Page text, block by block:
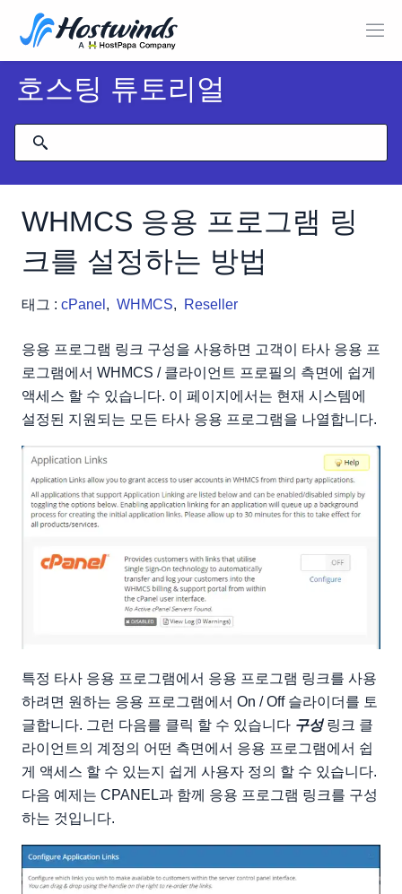
호스팅 튜토리얼
WHMCS 응용 프로그램 링
크를 설정하는 방법
태그 : cPanel , WHMCS, Reseller
응용 프로그램 링크 구성을 사용하면 고객이 타사 응용 프
로그램에서 WHMCS / 클라이언트 프로필의 측면에 쉽게
액세스 할 수 있습니다. 이 페이지에서는 현재 시스템에
설정된 지원되는 모든 타사 응용 프로그램을 나열합니다.
특정 타사 응용 프로그램에서 응용 프로그램 링크를 사용
하려면 원하는 응용 프로그램에서 On / Off 슬라이더를 토
글합니다. 그런 다음를 클릭 할 수 있습니다 구성링크 클
라이언트의 계정의 어떤 측면에서 응용 프로그램에서 쉽
게 액세스 할 수 있는지 쉽게 사용자 정의 할 수 있습니다.
다음 예제는 CPANEL과 함께 응용 프로그램 링크를 구성
하는 것입니다.